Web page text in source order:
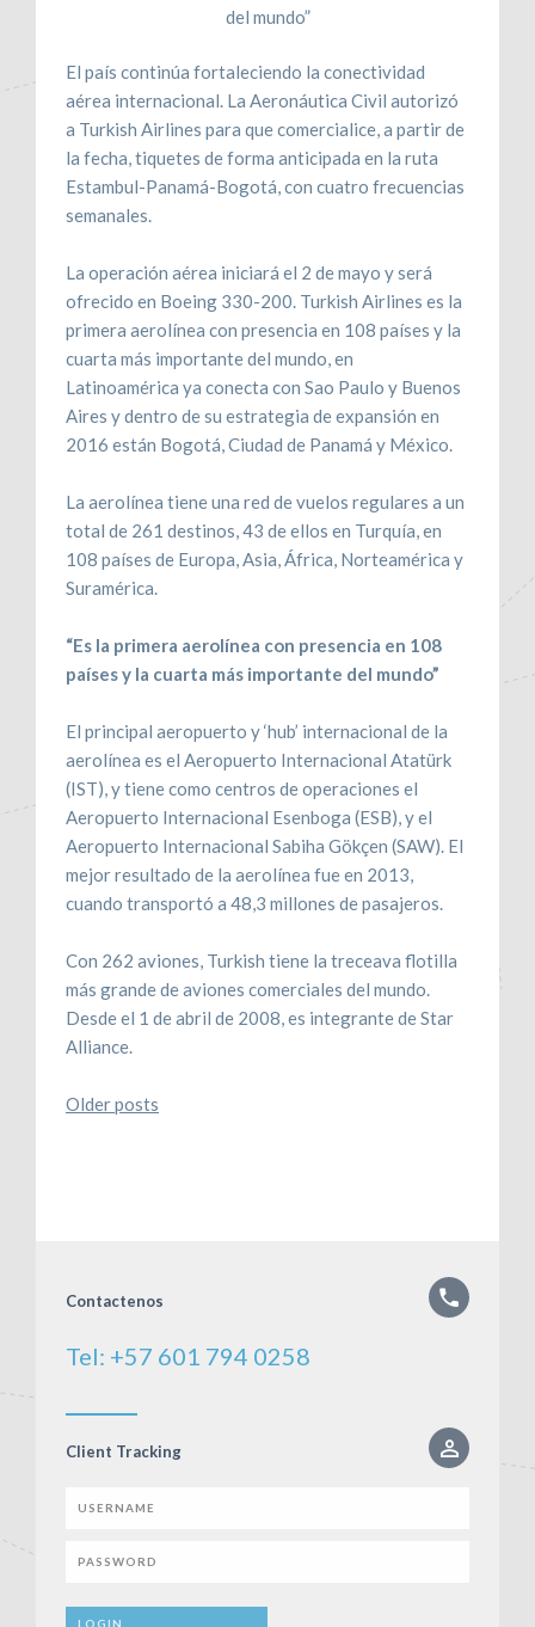
del mundo”
El país continúa fortaleciendo la conectividad
aérea internacional. La Aeronáutica Civil autorizó
a Turkish Airlines para que comercialice, a partir de
la fecha, tiquetes de forma anticipada en la ruta
Estambul-Panamá-Bogotá, con cuatro frecuencias
semanales.
La operación aérea iniciará el 2 de mayo y será
ofrecido en Boeing 330-200. Turkish Airlines es la
primera aerolínea con presencia en 108 países y la
cuarta más importante del mundo, en
Latinoamérica ya conecta con Sao Paulo y Buenos
Aires y dentro de su estrategia de expansión en
2016 están Bogotá, Ciudad de Panamá y México.
La aerolínea tiene una red de vuelos regulares a un
total de 261 destinos, 43 de ellos en Turquía, en
108 países de Europa, Asia, África, Norteamérica y
Suramérica.
“Es la primera aerolínea con presencia en 108
países y la cuarta más importante del mundo”
El principal aeropuerto y ‘hub’ internacional de la
aerolínea es el Aeropuerto Internacional Atatürk
(IST), y tiene como centros de operaciones el
Aeropuerto Internacional Esenboga (ESB), y el
Aeropuerto Internacional Sabiha Gökçen (SAW). El
mejor resultado de la aerolínea fue en 2013,
cuando transportó a 48,3 millones de pasajeros.
Con 262 aviones, Turkish tiene la treceava flotilla
más grande de aviones comerciales del mundo.
Desde el 1 de abril de 2008, es integrante de Star
Alliance.
Posts
Older posts
Contactenos
Tel: +57 601 794 0258
Client Tracking